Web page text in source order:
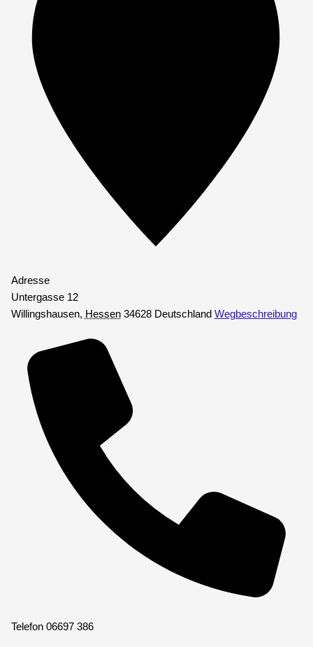
Adresse
Untergasse 12
Willingshausen, Hessen 34628 Deutschland Wegbeschreibung
Telefon 06697 386